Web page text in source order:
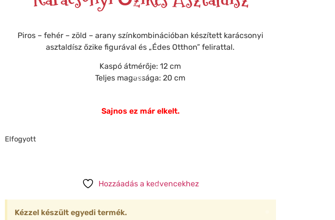
❅
❅❄
❅
❄
Piros – fehér – zöld – arany színkombinációban készített karácsonyi
asztaldísz őzike figurával és „Édes Otthon” felirattal.
Kaspó átmérője: 12 cm
Teljes magassága: 20 cm
Sajnos ez már elkelt.
Elfogyott
Hozzáadás a kedvencekhez
Kézzel készült egyedi termék.